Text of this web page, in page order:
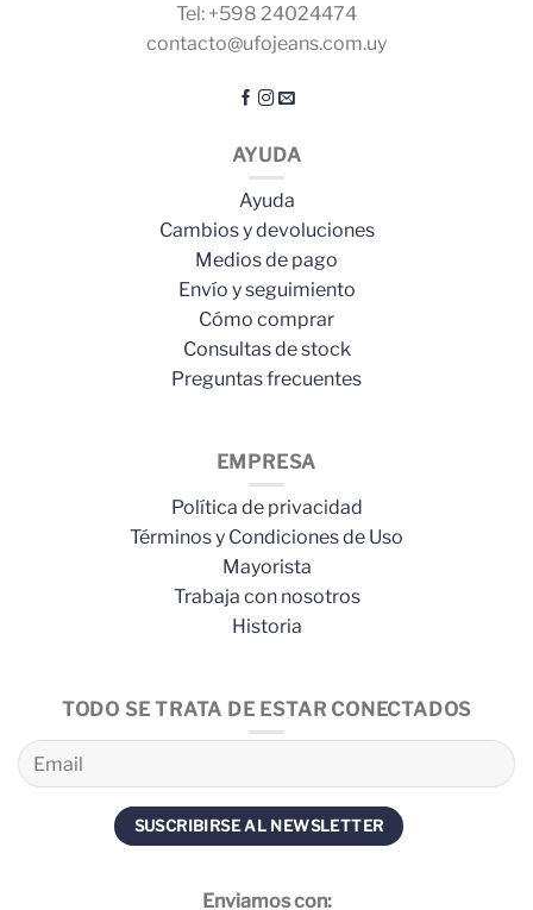
Tel: +598 24024474
contacto@ufojeans.com.uy
AYUDA
Ayuda
Cambios y devoluciones
Medios de pago
Envío y seguimiento
Cómo comprar
Consultas de stock
Preguntas frecuentes
EMPRESA
Política de privacidad
Términos y Condiciones de Uso
Mayorista
Trabaja con nosotros
Historia
TODO SE TRATA DE ESTAR CONECTADOS
Enviamos con: